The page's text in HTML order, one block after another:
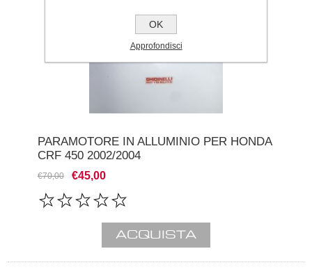
PARAMOTORE IN ALLUMINIO PER HONDA
CRF 450 2002/2004
€70,00 €45,00
OK
Approfondisci